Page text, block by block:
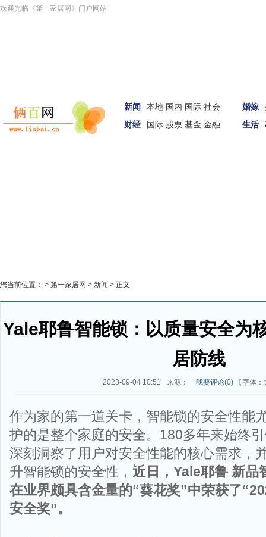
欢迎光临《第一家居网》门户网站
新闻 本地 国内 国际 社会
财经
国际 股票 基金 金融
婚嫁
生活
您当前位置： > 第一家居网 > 新闻 > 正文
Yale耶鲁智能锁：以质量安全为
居防线
2023-09-04 10:51 来源： 我要评论(0)【字体：
作为家的第一道关卡，智能锁的安全性能
护的是整个家庭的安全。180多年来始终
深刻洞察了用户对安全性能的核心需求，
升智能锁的安全性， 近日， Yale耶鲁 新品
在业界颇具含金量的“葵花奖”中荣获了“
安全奖”。